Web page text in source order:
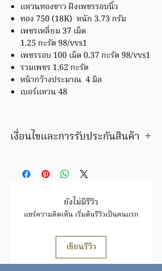
แหวนทองขาว ฝังเพชรรอบนิ้ว
ทอง 750 (18K) หนัก 3.73 กรัม
เพชรเหลี่ยม 37 เม็ด
1.25 กะรัต 98/vvs1
เพชรรอบ 100 เม็ด 0.37 กะรัต 98/vvs1
รวมเพชร 1.62 กะรัต
หน้ากว้างประมาณ 4 มิล
เบอร์แหวน 48
เงื่อนไขและการรับประกันสินค้า
ภายในระยะเวลารับประกัน
สินค้ารายการนี้ สั่งทำพิเศษ เปลี่ยน หัก
ตรวจสอบเงื่อนไขและการรับประกันสินค้า
ได้ที่FAQ
ยังไม่มีรีวิว
แชร์ความคิดเห็น เริ่มต้นรีวิวเป็นคนแรก
เขียนรีวิว